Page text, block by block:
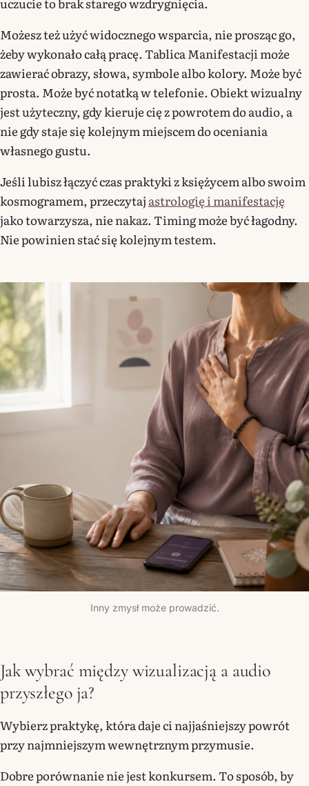
Możesz też użyć widocznego wsparcia, nie prosząc go,
żeby wykonało całą pracę. Tablica Manifestacji może
zawierać obrazy, słowa, symbole albo kolory. Może być
prosta. Może być notatką w telefonie. Obiekt wizualny
jest użyteczny, gdy kieruje cię z powrotem do audio, a
nie gdy staje się kolejnym miejscem do oceniania
własnego gustu.
Jeśli lubisz łączyć czas praktyki z księżycem albo swoim
kosmogramem, przeczytaj astrologię i manifestację
jako towarzysza, nie nakaz. Timing może być łagodny.
Nie powinien stać się kolejnym testem.
Inny zmysł może prowadzić.
Jak wybrać między wizualizacją a audio
przyszłego ja?
Wybierz praktykę, która daje ci najjaśniejszy powrót
przy najmniejszym wewnętrznym przymusie.
Dobre porównanie nie jest konkursem. To sposób, by